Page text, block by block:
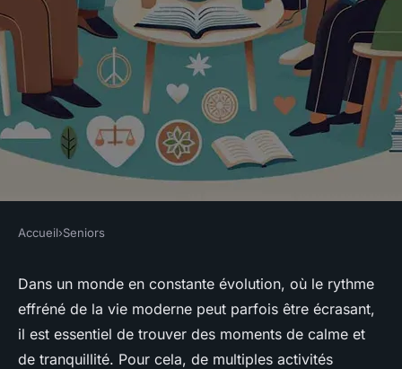
Quels sont les bienfaits des
cercles de poésie sur la santé
mentale des seniors ?
Accueil›Seniors
Dans un monde en constante évolution, où le rythme
effréné de la vie moderne peut parfois être écrasant,
il est essentiel de trouver des moments de calme et
de tranquillité. Pour cela, de multiples activités